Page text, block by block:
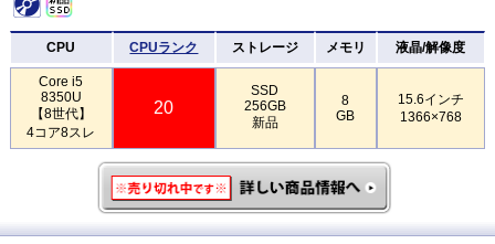
CPU CPUランク ストレージ メモリ 液晶/解像度
Core i5
8350U
【8世代】
4コア8スレ
20
SSD
256GB
新品
8
GB
15.6インチ
1366×768